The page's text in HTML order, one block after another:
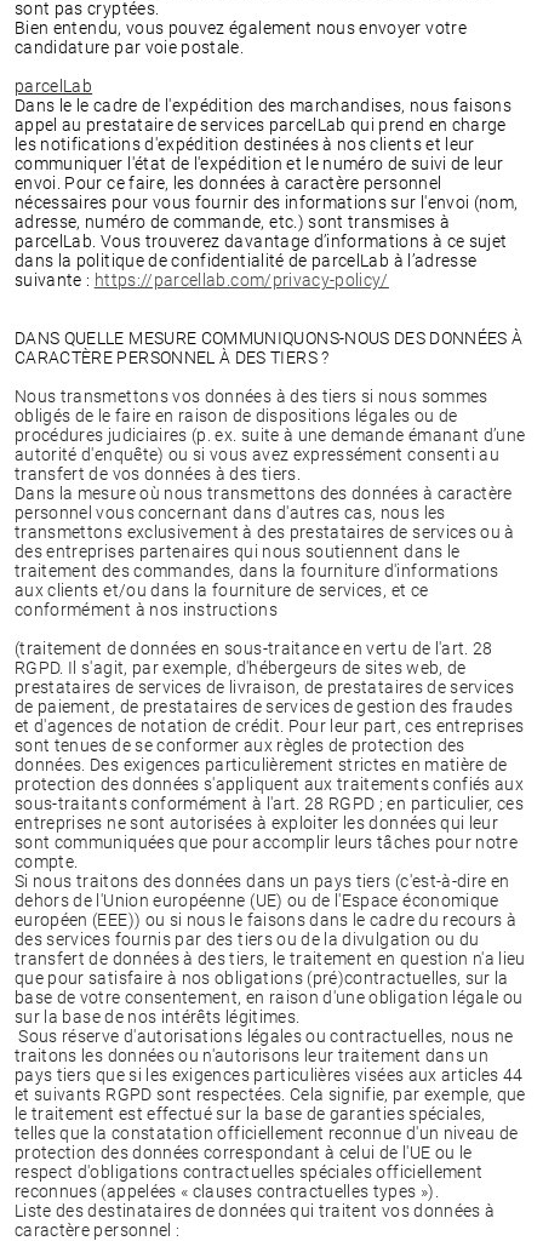
sont pas cryptées.
Bien entendu, vous pouvez également nous envoyer votre
candidature par voie postale.
parcelLab
Dans le le cadre de l'expédition des marchandises, nous faisons
appel au prestataire de services parcelLab qui prend en charge
les notifications d'expédition destinées à nos clients et leur
communiquer l'état de l'expédition et le numéro de suivi de leur
envoi. Pour ce faire, les données à caractère personnel
nécessaires pour vous fournir des informations sur l'envoi (nom,
adresse, numéro de commande, etc.) sont transmises à
parcelLab. Vous trouverez davantage d’informations à ce sujet
dans la politique de confidentialité de parcelLab à l’adresse
suivante : https://parcellab.com/privacy-policy/
DANS QUELLE MESURE COMMUNIQUONS-NOUS DES DONNÉES À
CARACTÈRE PERSONNEL À DES TIERS ?
Nous transmettons vos données à des tiers si nous sommes
obligés de le faire en raison de dispositions légales ou de
procédures judiciaires (p. ex. suite à une demande émanant d’une
autorité d'enquête) ou si vous avez expressément consenti au
transfert de vos données à des tiers.
Dans la mesure où nous transmettons des données à caractère
personnel vous concernant dans d'autres cas, nous les
transmettons exclusivement à des prestataires de services ou à
des entreprises partenaires qui nous soutiennent dans le
traitement des commandes, dans la fourniture d'informations
aux clients et/ou dans la fourniture de services, et ce
conformément à nos instructions
(traitement de données en sous-traitance en vertu de l'art. 28
RGPD. Il s'agit, par exemple, d'hébergeurs de sites web, de
prestataires de services de livraison, de prestataires de services
de paiement, de prestataires de services de gestion des fraudes
et d'agences de notation de crédit. Pour leur part, ces entreprises
sont tenues de se conformer aux règles de protection des
données. Des exigences particulièrement strictes en matière de
protection des données s'appliquent aux traitements confiés aux
sous-traitants conformément à l'art. 28 RGPD ; en particulier, ces
entreprises ne sont autorisées à exploiter les données qui leur
sont communiquées que pour accomplir leurs tâches pour notre
compte.
Si nous traitons des données dans un pays tiers (c'est-à-dire en
dehors de l'Union européenne (UE) ou de l'Espace économique
européen (EEE)) ou si nous le faisons dans le cadre du recours à
des services fournis par des tiers ou de la divulgation ou du
transfert de données à des tiers, le traitement en question n'a lieu
que pour satisfaire à nos obligations (pré)contractuelles, sur la
base de votre consentement, en raison d'une obligation légale ou
sur la base de nos intérêts légitimes.
Sous réserve d'autorisations légales ou contractuelles, nous ne
traitons les données ou n'autorisons leur traitement dans un
pays tiers que si les exigences particulières visées aux articles 44
et suivants RGPD sont respectées. Cela signifie, par exemple, que
le traitement est effectué sur la base de garanties spéciales,
telles que la constatation officiellement reconnue d'un niveau de
protection des données correspondant à celui de l'UE ou le
respect d'obligations contractuelles spéciales officiellement
reconnues (appelées « clauses contractuelles types »).
Liste des destinataires de données qui traitent vos données à
caractère personnel :